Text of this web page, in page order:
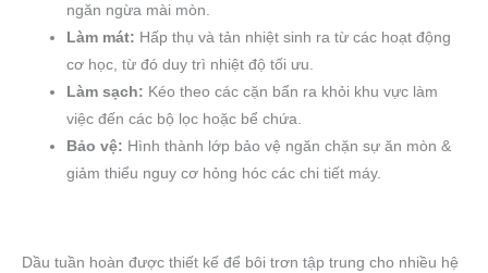
ngăn ngừa mài mòn.
Làm mát: Hấp thụ và tản nhiệt sinh ra từ các hoạt động
cơ học, từ đó duy trì nhiệt độ tối ưu.
Làm sạch: Kéo theo các cặn bẩn ra khỏi khu vực làm
việc đến các bộ lọc hoặc bể chứa.
Bảo vệ: Hình thành lớp bảo vệ ngăn chặn sự ăn mòn &
giảm thiểu nguy cơ hỏng hóc các chi tiết máy.
Dầu tuần hoàn được thiết kế để bôi trơn tập trung cho nhiều hệ